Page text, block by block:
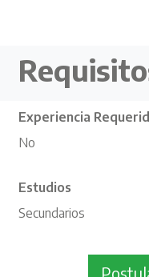
Experiencia
No
Estudios
Secundarios